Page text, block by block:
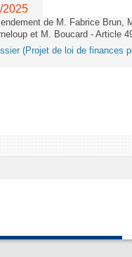
2025
de M. Fabrice Brun,
et M. Boucard - Article
(Projet de loi de finances